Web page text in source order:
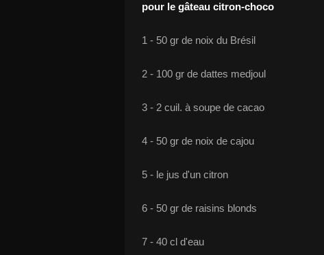
pour le gâteau citron-choco
1 - 50 gr de noix du Brésil
2 - 100 gr de dattes medjoul
3 - 2 cuil. à soupe de cacao
4 - 50 gr de noix de cajou
5 - le jus d'un citron
6 - 50 gr de raisins blonds
7 - 40 cl d'eau